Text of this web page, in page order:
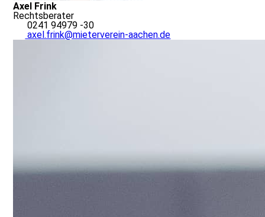
Axel Frink
Rechtsberater
0241 94979 -30
axel.frink@mieterverein-aachen.de